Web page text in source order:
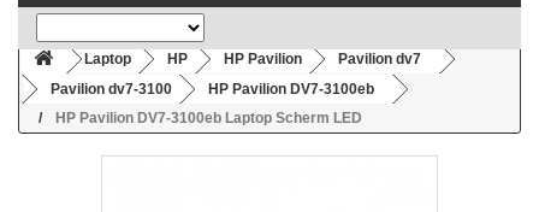
Laptop HP HP Pavilion
Pavilion dv7
Pavilion dv7-3100
HP Pavilion DV7-3100eb
HP Pavilion DV7-3100eb Laptop Scherm LED